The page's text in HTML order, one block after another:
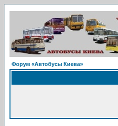
Форум «Автобусы Киева»